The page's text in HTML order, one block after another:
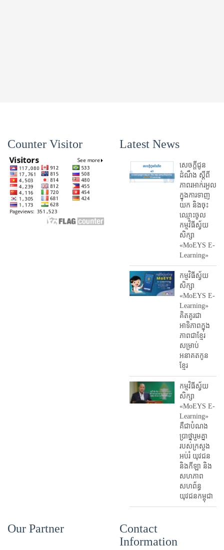
Counter Visitor Latest News
សេចក្តីជូន
ដំណឹង ស្តី​ពី
ភាព​រអាក់រអួល​
ក្នុងការ​ទាញ​
យក និង​ចុះ​
ឈ្មោះ​ចូល​
កម្មវិធី​ស្វ័យ
សិក្សា
«MoEYS E-
Learning»
កម្មវិធីស្វ័យ
សិក្សា
«MoEYS E-
Learning»
គិតគូរជា
អាទិភាពក្នុង
ភាពជាខ្មែរ
សម្រាប់
អនាគតកូន
ខ្មែរ
កម្មវិធីស្វ័យ
សិក្សា
«MoEYS E-
Learning»
គឺជាបំណង
ប្រាថ្នារួមគ្នា
របស់ក្រសួង
អប់រំ​ យុវជន
និងកីឡា និង
សហភាព
សហព័ន្ធ
យុវជនកម្ពុជា
Our Partner
Contact
Information